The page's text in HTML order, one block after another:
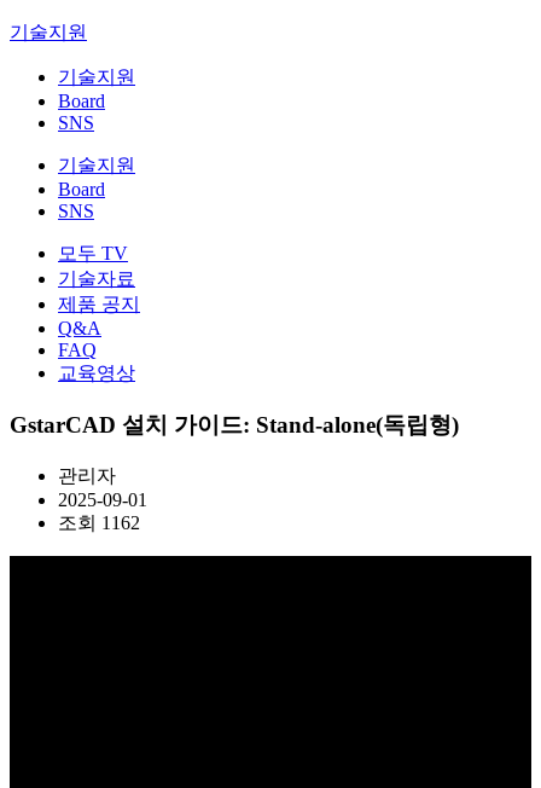
기술지원
기술지원
Board
SNS
기술지원
Board
SNS
모두 TV
기술자료
제품 공지
Q&A
FAQ
교육영상
GstarCAD 설치 가이드: Stand-alone(독립형)
관리자
2025-09-01
조회 1162